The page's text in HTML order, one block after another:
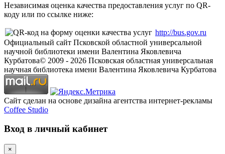
Независимая оценка качества предоставления услуг по QR-
коду или по ссылке ниже:
http://bus.gov.ru
Официальный сайт Псковской областной универсальной
научной библиотеки имени Валентина Яковлевича
Курбатова© 2009 - 2026 Псковская областная универсальная
научная библиотека имени Валентина Яковлевича Курбатова
Сайт сделан на основе дизайна агентства интернет-рекламы
Coffee Studio
Вход в личный кабинет
×